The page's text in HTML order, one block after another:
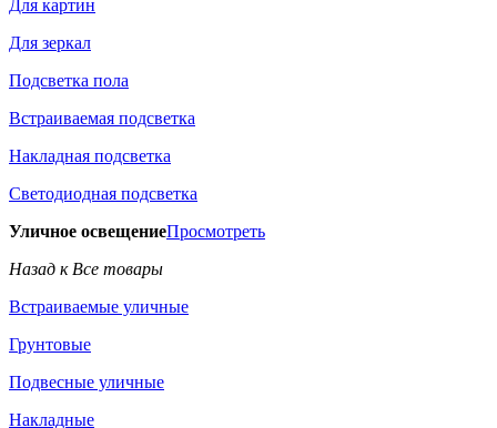
Для картин
Для зеркал
Подсветка пола
Встраиваемая подсветка
Накладная подсветка
Светодиодная подсветка
Уличное освещениеПросмотреть
Назад к Все товары
Встраиваемые уличные
Грунтовые
Подвесные уличные
Накладные